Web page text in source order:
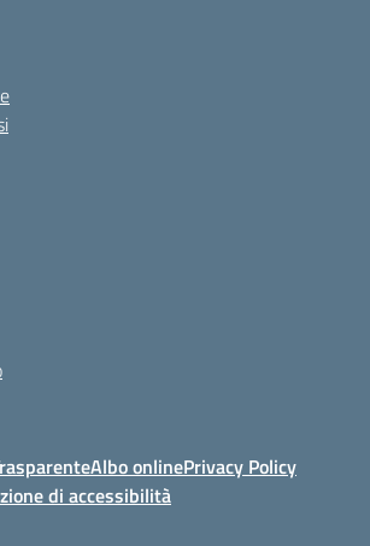
Albo onlinePrivacy Policy
di accessibilità